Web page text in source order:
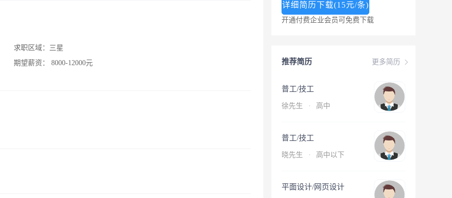
求职区域： 三星
期望薪资：
8000-12000元
详细简历下载(15元/条)
开通付费企业会员可免费下载
更多简历
推荐简历
普工/技工
徐先生 · 高中
普工/技工
晓先生 · 高中以下
平面设计/网页设计